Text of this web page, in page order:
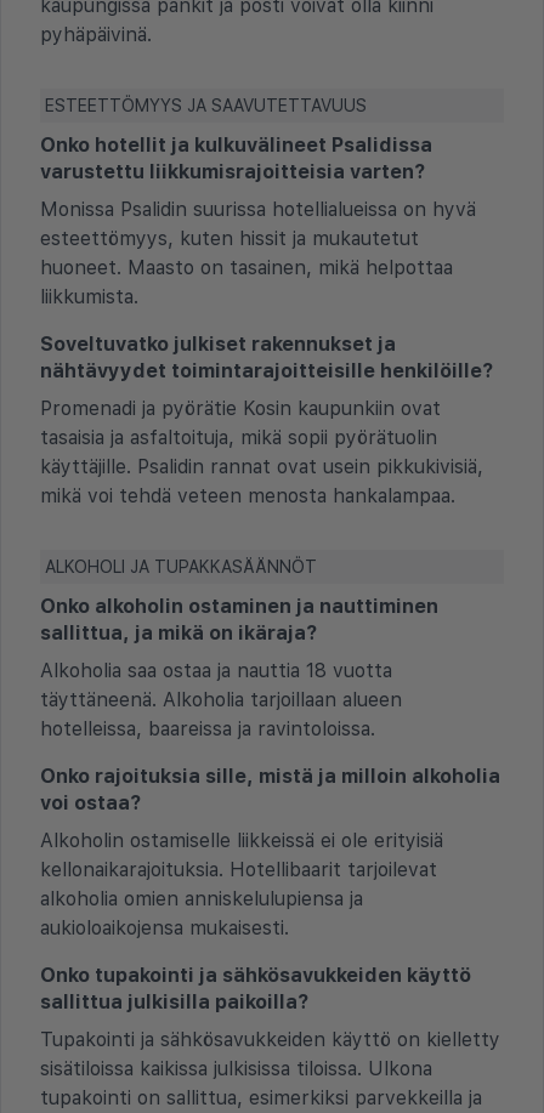
kaupungissa pankit ja posti voivat olla kiinni
pyhäpäivinä.
ESTEETTÖMYYS JA SAAVUTETTAVUUS
Onko hotellit ja kulkuvälineet Psalidissa
varustettu liikkumisrajoitteisia varten?
Monissa Psalidin suurissa hotellialueissa on hyvä
esteettömyys, kuten hissit ja mukautetut
huoneet. Maasto on tasainen, mikä helpottaa
liikkumista.
Soveltuvatko julkiset rakennukset ja
nähtävyydet toimintarajoitteisille henkilöille?
Promenadi ja pyörätie Kosin kaupunkiin ovat
tasaisia ja asfaltoituja, mikä sopii pyörätuolin
käyttäjille. Psalidin rannat ovat usein pikkukivisiä,
mikä voi tehdä veteen menosta hankalampaa.
ALKOHOLI JA TUPAKKASÄÄNNÖT
Onko alkoholin ostaminen ja nauttiminen
sallittua, ja mikä on ikäraja?
Alkoholia saa ostaa ja nauttia 18 vuotta
täyttäneenä. Alkoholia tarjoillaan alueen
hotelleissa, baareissa ja ravintoloissa.
Onko rajoituksia sille, mistä ja milloin alkoholia
voi ostaa?
Alkoholin ostamiselle liikkeissä ei ole erityisiä
kellonaikarajoituksia. Hotellibaarit tarjoilevat
alkoholia omien anniskelulupiensa ja
aukioloaikojensa mukaisesti.
Onko tupakointi ja sähkösavukkeiden käyttö
sallittua julkisilla paikoilla?
Tupakointi ja sähkösavukkeiden käyttö on kielletty
sisätiloissa kaikissa julkisissa tiloissa. Ulkona
tupakointi on sallittua, esimerkiksi parvekkeilla ja